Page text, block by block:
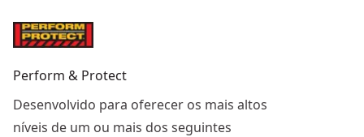
Perform & Protect
Desenvolvido para oferecer os mais altos
níveis de um ou mais dos seguintes